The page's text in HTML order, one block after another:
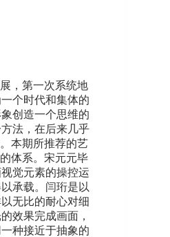
，第一次系统地
个时代和集体的
创造一个思维的
法，在后来几乎
本期所推荐的艺
体系。宋元元毕
觉元素的操控运
承载。闫珩是以
无比的耐心对细
效果完成画面，
种接近于抽象的